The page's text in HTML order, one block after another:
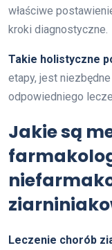
właściwe
kroki diagnostyczne.
Takie holistyczne
etapy, jest
odpowiedniego
Jakie są
Leczenie chorób